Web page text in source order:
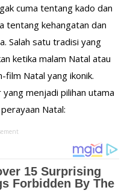
cuma tentang kado dan
tentang kehangatan dan
Salah satu tradisi yang
ketika malam Natal atau
film Natal yang ikonik.
menjadi pilihan utama
Natal: